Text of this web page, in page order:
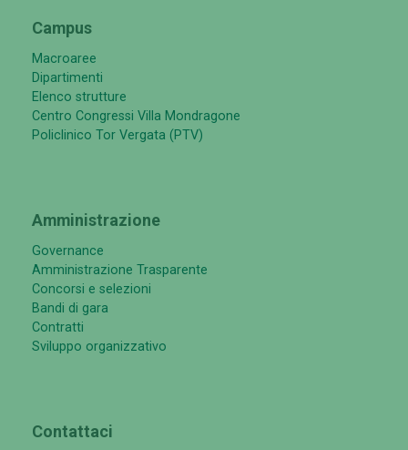
Campus
Macroaree
Dipartimenti
Elenco strutture
Centro Congressi Villa Mondragone
Policlinico Tor Vergata (PTV)
Amministrazione
Governance
Amministrazione Trasparente
Concorsi e selezioni
Bandi di gara
Contratti
Sviluppo organizzativo
Contattaci